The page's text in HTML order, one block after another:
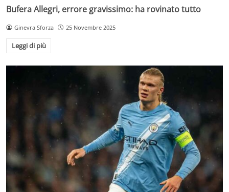
Bufera Allegri, errore gravissimo: ha rovinato tutto
Ginevra Sforza 25 Novembre 2025
Leggi di più